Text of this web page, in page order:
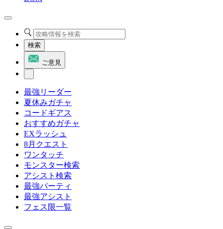
検索
ご意見
最強リーダー
夏休みガチャ
コードギアス
おすすめガチャ
EXラッシュ
8月クエスト
ワンタッチ
モンスター検索
アシスト検索
最強パーティ
最強アシスト
フェス限一覧